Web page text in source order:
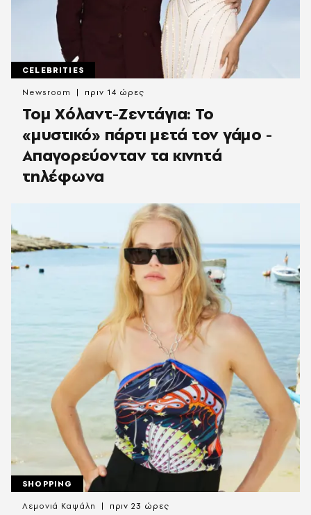
CELEBRITIES
Τομ Χόλαντ-Ζεντάγια: Το
«μυστικό» πάρτι μετά τον γάμο -
Απαγορεύονταν τα κινητά
τηλέφωνα
Newsroom πριν 14 ώρες
SHOPPING
Λεμονιά Καψάλη πριν 23 ώρες